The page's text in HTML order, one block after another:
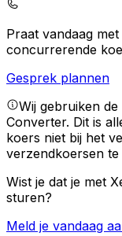
Praat vandaag
concurrerende
Gesprek plannen
Wij gebruiken
Converter. Dit is
koers niet bij het
verzendkoersen te
Wist je dat je met
sturen?
Meld je vandaag